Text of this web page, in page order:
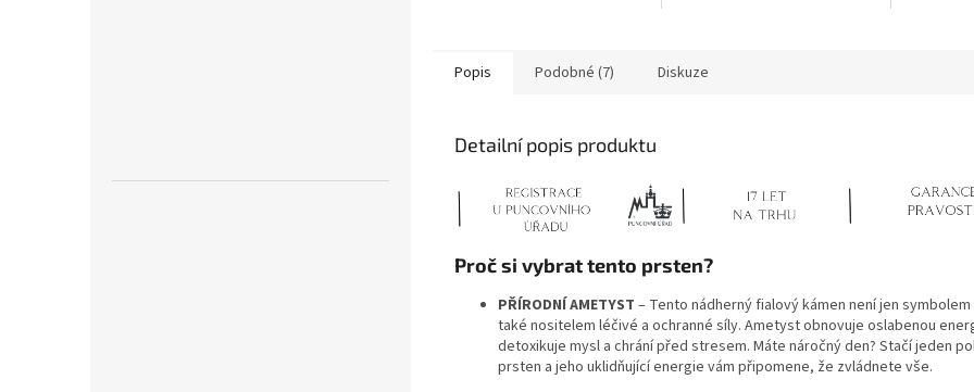
Popis Podobné (7) Diskuze
Detailní popis produktu
Proč si vybrat tento prsten?
PŘÍRODNÍ AMETYST – Tento nádherný fialový kámen není jen symbolem
také nositelem léčivé a ochranné síly. Ametyst obnovuje oslabenou
detoxikuje mysl a chrání před stresem. Máte náročný den? Stačí jeden
prsten a jeho uklidňující energie vám připomene, že zvládnete vše.